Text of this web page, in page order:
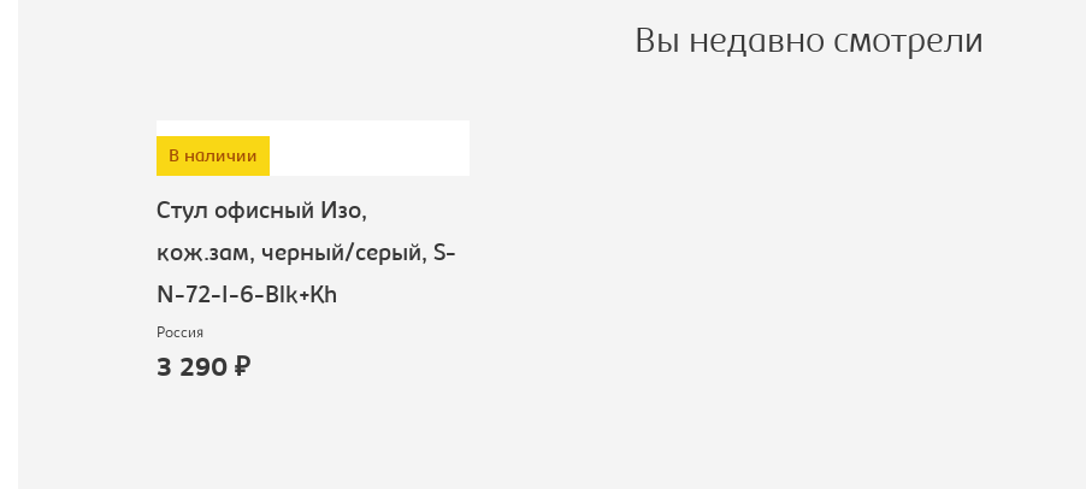
Вы недавно смотрели
В наличии
Стул офисный Изо,
кож.зам, черный/серый, S-
N-72-I-6-Blk+Kh
Россия
3 290 ₽